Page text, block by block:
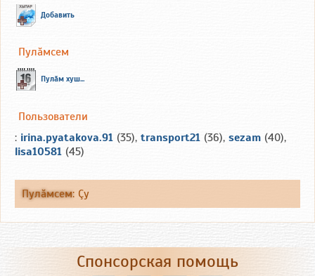
Добавить
Пулăмсем
Пулăм хуш...
Пользователи
: irina.pyatakova.91 (35), transport21 (36), sezam (40),
lisa10581 (45)
Пулăмсем: Çу
Спонсорская помощь